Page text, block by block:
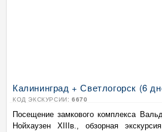
Калининград + Светлогорск (6
КОД ЭКСКУРСИИ: 6670
Посещение замкового комплекса
Нойхаузен XIIIв., обзорная